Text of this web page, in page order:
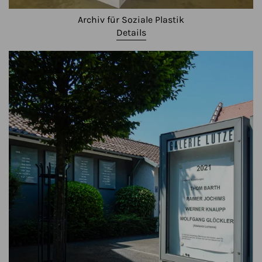
Archiv für Soziale Plastik
Details